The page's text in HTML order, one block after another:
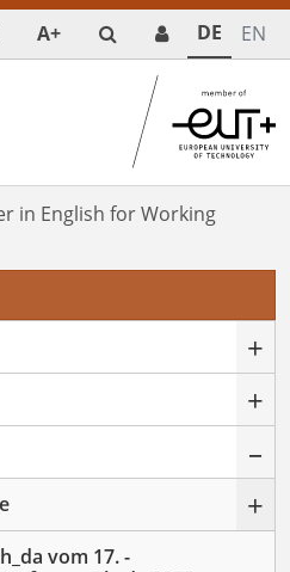
A+ DE EN
in English for Working
+
+
+
vom 17. -
–